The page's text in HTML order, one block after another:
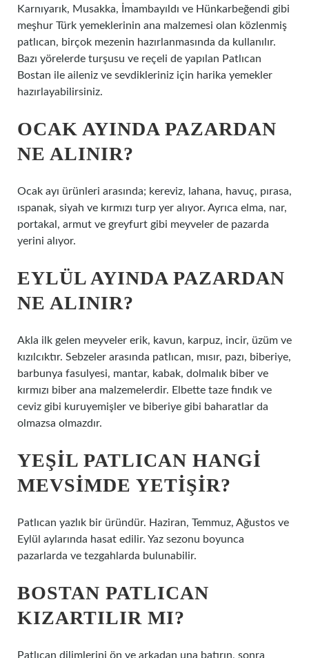
Karnıyarık, Musakka, İmambayıldı ve Hünkarbeğendi gibi
meşhur Türk yemeklerinin ana malzemesi olan közlenmiş
patlıcan, birçok mezenin hazırlanmasında da kullanılır.
Bazı yörelerde turşusu ve reçeli de yapılan Patlıcan
Bostan ile aileniz ve sevdikleriniz için harika yemekler
hazırlayabilirsiniz.
OCAK AYINDA PAZARDAN
NE ALINIR?
Ocak ayı ürünleri arasında; kereviz, lahana, havuç, pırasa,
ıspanak, siyah ve kırmızı turp yer alıyor. Ayrıca elma, nar,
portakal, armut ve greyfurt gibi meyveler de pazarda
yerini alıyor.
EYLÜL AYINDA PAZARDAN
NE ALINIR?
Akla ilk gelen meyveler erik, kavun, karpuz, incir, üzüm ve
kızılcıktır. Sebzeler arasında patlıcan, mısır, pazı, biberiye,
barbunya fasulyesi, mantar, kabak, dolmalık biber ve
kırmızı biber ana malzemelerdir. Elbette taze fındık ve
ceviz gibi kuruyemişler ve biberiye gibi baharatlar da
olmazsa olmazdır.
YEŞIL PATLICAN HANGI
MEVSIMDE YETIŞIR?
Patlıcan yazlık bir üründür. Haziran, Temmuz, Ağustos ve
Eylül aylarında hasat edilir. Yaz sezonu boyunca
pazarlarda ve tezgahlarda bulunabilir.
BOSTAN PATLICAN
KIZARTILIR MI?
Patlıcan dilimlerini ön ve arkadan una batırın, sonra